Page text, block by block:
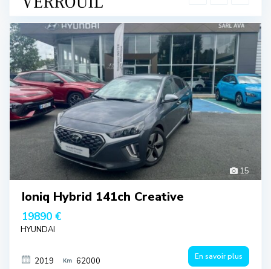
15
Ioniq Hybrid 141ch Creative
19890 €
HYUNDAI
2019 62000 En savoir plus